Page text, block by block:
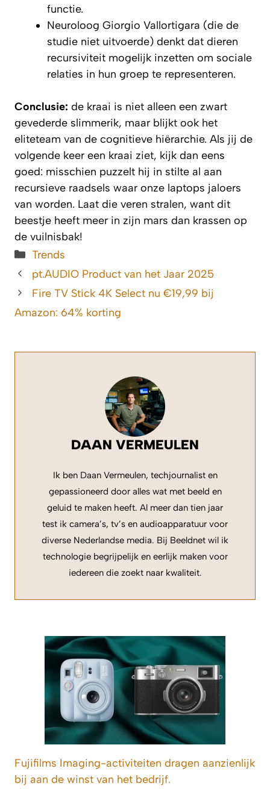
functie.
Neuroloog Giorgio Vallortigara (die de
studie niet uitvoerde) denkt dat dieren
recursiviteit mogelijk inzetten om sociale
relaties in hun groep te representeren.
Conclusie: de kraai is niet alleen een zwart
gevederde slimmerik, maar blijkt ook het
eliteteam van de cognitieve hiërarchie. Als jij de
volgende keer een kraai ziet, kijk dan eens
goed: misschien puzzelt hij in stilte al aan
recursieve raadsels waar onze laptops jaloers
van worden. Laat die veren stralen, want dit
beestje heeft meer in zijn mars dan krassen op
de vuilnisbak!
Categorieën
Trends
pt.AUDIO Product van het Jaar 2025
Fire TV Stick 4K Select nu €19,99 bij
Amazon: 64% korting
DAAN VERMEULEN
Ik ben Daan Vermeulen, techjournalist en
gepassioneerd door alles wat met beeld en
geluid te maken heeft. Al meer dan tien jaar
test ik camera’s, tv’s en audioapparatuur voor
diverse Nederlandse media. Bij Beeldnet wil ik
technologie begrijpelijk en eerlijk maken voor
iedereen die zoekt naar kwaliteit.
Fujifilms Imaging-activiteiten dragen aanzienlijk
bij aan de winst van het bedrijf.